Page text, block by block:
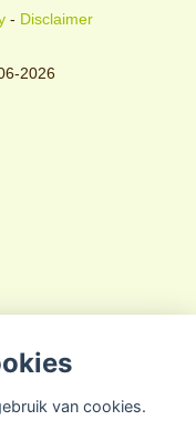
- Disclaimer
2026
van cookies.